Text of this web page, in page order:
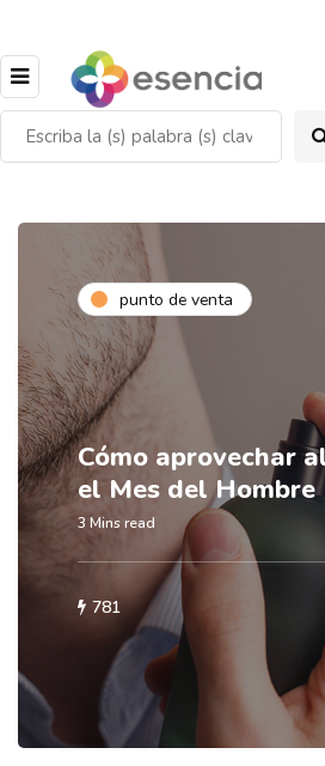
punto de venta
Cómo aprovechar
el Mes del Hombre
3 Mins read
781